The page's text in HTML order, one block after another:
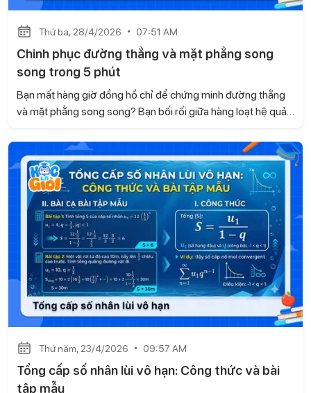
Thứ ba, 28/4/2026 07:51 AM
Chinh phục đường thẳng và mặt phẳng song
song trong 5 phút
Bạn mất hàng giờ đồng hồ chỉ để chứng minh đường thẳng
và mặt phẳng song song? Bạn bối rối giữa hàng loạt hệ quả
Giỏi sẽ cùng bạn tối ưu hóa kiến thức, mẹo nhận diện và
hướng dẫn chi tiết cách xử lý bài tập liên quan.
Thứ năm, 23/4/2026 09:57 AM
Tổng cấp số nhân lùi vô hạn: Công thức và bài
tập mẫu